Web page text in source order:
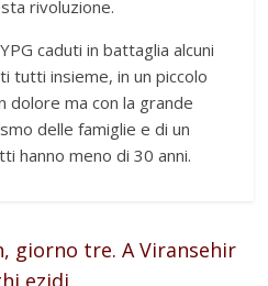
rivoluzione.
caduti in battaglia alcuni
tutti insieme, in un piccolo
dolore ma con la grande
delle famiglie e di un
hanno meno di 30 anni.
giorno tre. A Viransehir